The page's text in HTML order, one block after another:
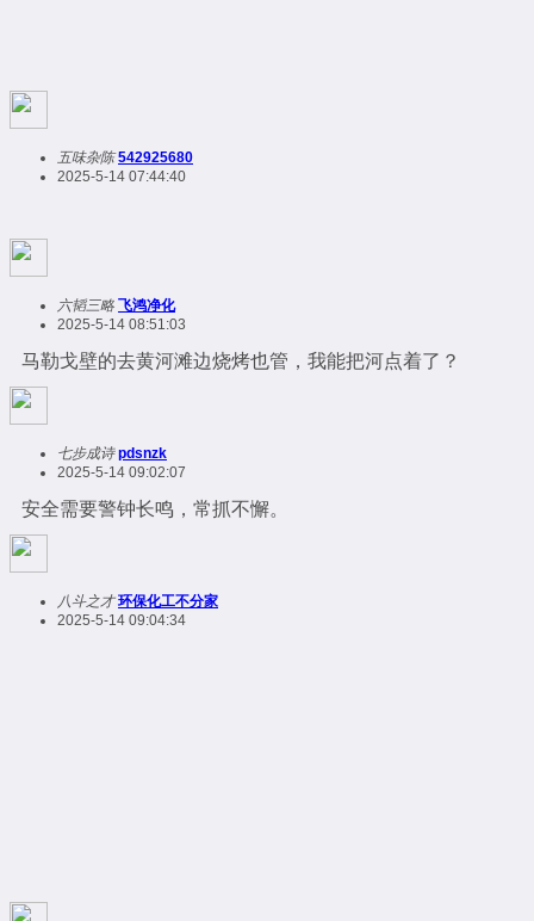
五味杂陈 542925680
2025-5-14 07:44:40
六韬三略 飞鸿净化
2025-5-14 08:51:03
马勒戈壁的去黄河滩边烧烤也管，我能把河点着了？
七步成诗 pdsnzk
2025-5-14 09:02:07
安全需要警钟长鸣，常抓不懈。
八斗之才 环保化工不分家
2025-5-14 09:04:34